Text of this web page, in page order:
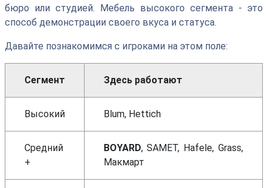
бюро или студией. Мебель высокого сегмента - это
способ демонстрации своего вкуса и статуса.
Давайте познакомимся с игроками на этом поле:
Сегмент Здесь работают
Высокий Blum, Hettich
Средний
+
BOYARD, SAMET, Hafele, Grass,
Макмарт